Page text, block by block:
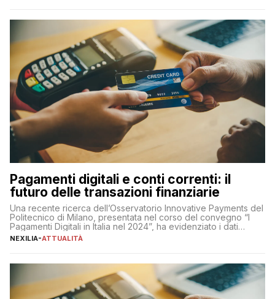
Pagamenti digitali e conti correnti: il
futuro delle transazioni finanziarie
Una recente ricerca dell’Osservatorio Innovative Payments del
Politecnico di Milano, presentata nel corso del convegno “I
Pagamenti Digitali in Italia nel 2024”, ha evidenziato i dati
definitivi del primo semestre 2024 relativamente alle
NEXILIA-ATTUALITÀ